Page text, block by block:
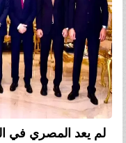
لم يعد المصري في